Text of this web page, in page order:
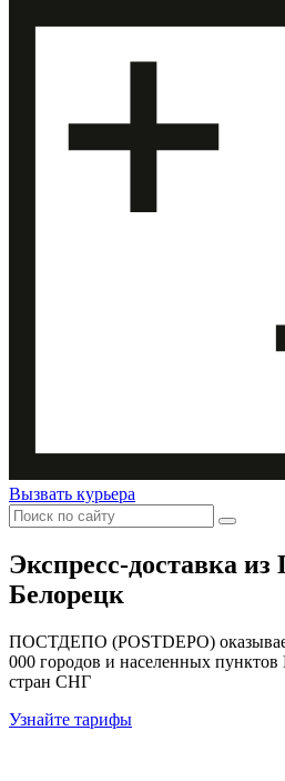
Вызвать курьера
Экспресс-доставка из
Белорецк
ПОСТДЕПО (POSTDEPO)
000 городов и населенных пунктов
стран СНГ
Узнайте тарифы